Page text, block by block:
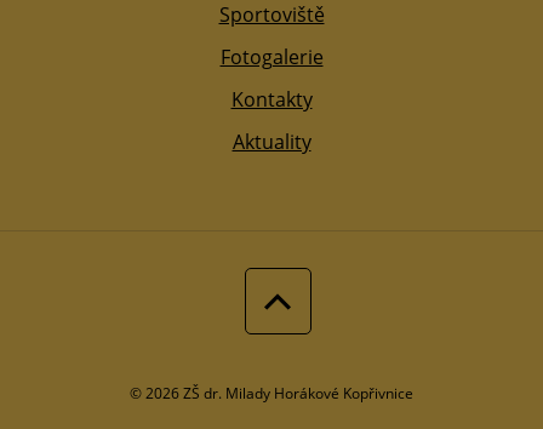
Sportoviště
Fotogalerie
Kontakty
Aktuality
© 2026 ZŠ dr. Milady Horákové Kopřivnice